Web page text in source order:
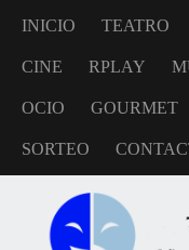
INICIO TEATRO
CINE RPLAY
OCIO GOURMET
SORTEO